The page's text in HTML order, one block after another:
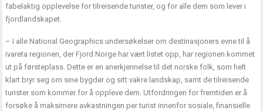
fabelaktig opplevelse for tilreisende turister, og for alle dem som lever i
fjordlandskapet.
– I alle National Geographics undersøkelser om destinasjoners evne til å
ivareta regionen, der Fjord Norge har vært listet opp, har regionen kommet
ut på førsteplass. Dette er en anerkjennelse til det norske folk, som helt
klart bryr seg om sine bygder og sitt vakre landskap, samt de tilreisende
turister som kommer for å oppleve dem. Utfordringen for fremtiden er å
forsøke å maksimere avkastningen per turist innenfor sosiale, finansielle